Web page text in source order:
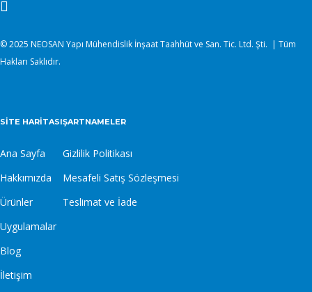
© 2025 NEOSAN Yapı Mühendislik İnşaat Taahhüt ve San. Tic. Ltd. Şti. | Tüm
Hakları Saklıdır.
SITE HARITASI
Ana Sayfa
Hakkımızda
Ürünler
Uygulamalar
Blog
İletişim
ŞARTNAMELER
Gizlilik Politikası
Mesafeli Satış Sözleşmesi
Teslimat ve İade